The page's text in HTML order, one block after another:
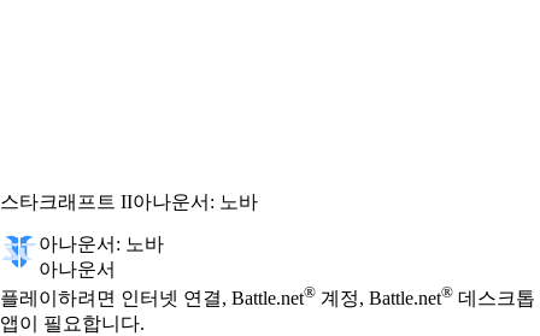
스타크래프트 II아나운서: 노바
아나운서: 노바
아나운서
가격
Available actions
플레이하려면 인터넷 연결, Battle.net® 계정, Battle.net® 데스크톱
앱이 필요합니다.